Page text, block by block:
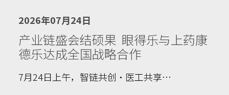
2026年07月24日
产业链盛会结硕果 眼得乐与上药康
德乐达成全国战略合作
7月24日上午，智链共创·医工共享…